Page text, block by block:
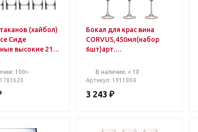
(хайбол)
Сиде
высокие 210
100>
Бокал для крас вина
CORVUS,450мл(набор
6шт)арт.
664В наличии: < 10
Артикул: 1911884
3 243 ₽